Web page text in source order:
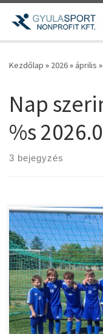
Teljes tartalom
Kezdőlap » 2026» április »
Nap
%s
3 bejegyzés
Ragyogó időben,
U10/11-es korosztály
Christián László Városi
kiválóan előkészített
A tornán összesen 10
labdarúgóval. A